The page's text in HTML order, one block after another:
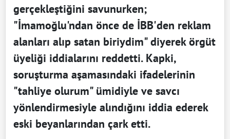
gerçekleştiğini savunurken;
"İmamoğlu'ndan önce de İBB'den reklam
alanları alıp satan biriydim" diyerek örgüt
üyeliği iddialarını reddetti. Kapki,
soruşturma aşamasındaki ifadelerinin
"tahliye olurum" ümidiyle ve savcı
yönlendirmesiyle alındığını iddia ederek
eski beyanlarından çark etti.